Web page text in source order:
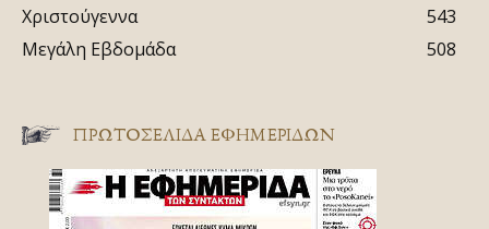
Χριστούγεννα
543
Μεγάλη Εβδομάδα
508
ΠΡΩΤΟΣΈΛΙΔΑ ΕΦΗΜΕΡΊΔΩΝ